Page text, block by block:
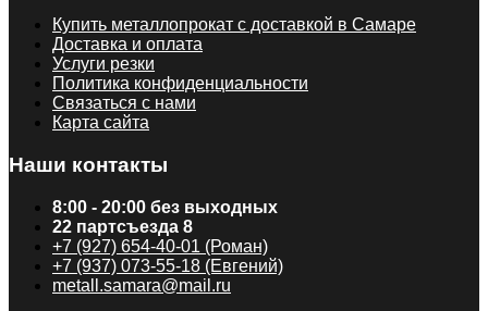
Купить металлопрокат с доставкой в Самаре
Доставка и оплата
Услуги резки
Политика конфиденциальности
Связаться с нами
Карта сайта
Наши контакты
8:00 - 20:00 без выходных
22 партсъезда 8
+7 (927) 654-40-01 (Роман)
+7 (937) 073-55-18 (Евгений)
metall.samara@mail.ru